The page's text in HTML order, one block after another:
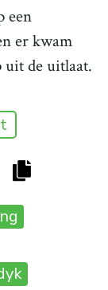
een
er kwam
uit de uitlaat.